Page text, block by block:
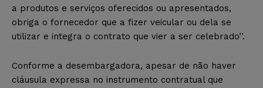
a produtos e serviços oferecidos ou apresentados,
obriga o fornecedor que a fizer veicular ou dela se
utilizar e integra o contrato que vier a ser celebrado’’.
Conforme a desembargadora, apesar de não haver
cláusula expressa no instrumento contratual que